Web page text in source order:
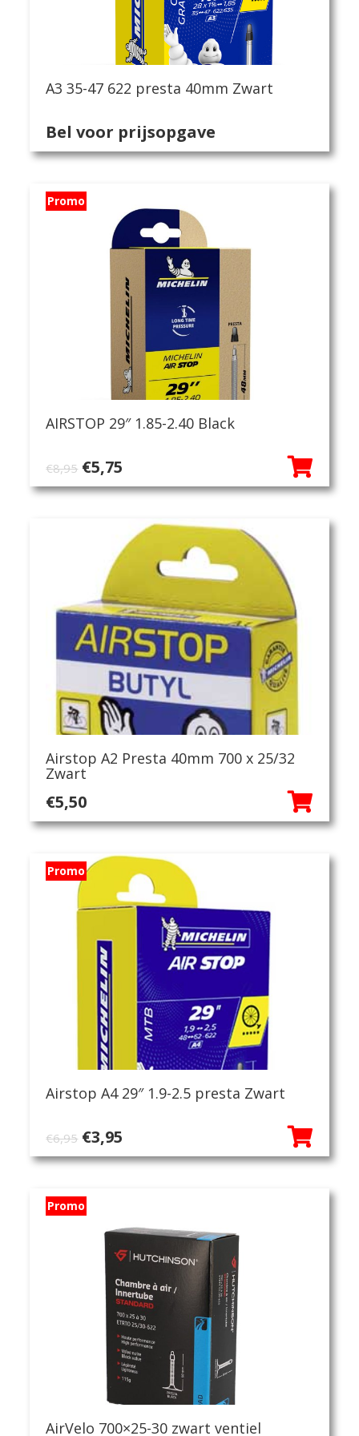
A3 35-47 622 presta 40mm Zwart
Bel voor prijsopgave
Promo
AIRSTOP 29″ 1.85-2.40 Black
€8,95 Oorspronkelijke
prijs
€5,75
prijs
€5,75.
Airstop A2 Presta 40mm 700 x 25/32
Zwart
€5,50
Promo
Airstop A4 29″ 1.9-2.5 presta Zwart
€6,95 Oorspronkelijke
prijs
€6,95.
€3,95
prijs
Promo
AirVelo 700×25-30 zwart ventiel